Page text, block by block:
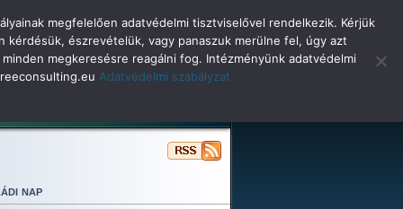
nap
megfelelően adatvédelmi tisztviselővel rendelkezik. Kérjük
kérdésük, észrevételük, vagy panaszuk merülne fel, úgy azt
megkeresésre reagálni fog. Intézményünk adatvédelmi
Adatvédelmi szabályzat